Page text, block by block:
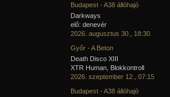
Budapest - A38 állóhajó
Darkways
elő: denevér
2026. augusztus 30., 18:30
Győr - A Beton
Death Disco XIII
XTR Human, Blokkontroll
2026. szeptember 12., 07:15
Budapest - A38 állóhajó